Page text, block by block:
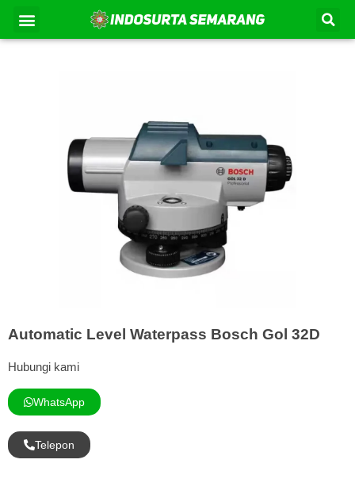
konten
Menu
Automatic Level Waterpass Bosch Gol 32D
Hubungi kami
WhatsApp
Telepon